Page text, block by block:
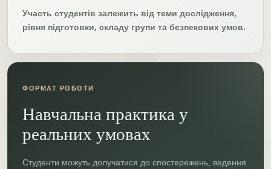
Участь студентів залежить від теми дослідження,
рівня підготовки, складу групи та безпекових умов.
ФОРМАТ РОБОТИ
Навчальна практика у
реальних умовах
Студенти можуть долучатися до спостережень, ведення